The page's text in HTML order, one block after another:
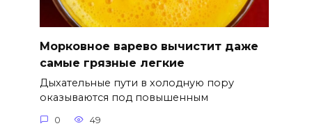
Морковное варево вычистит даже
самые грязные легкие
Дыхательные пути в холодную пору
оказываются под повышенным
0 49